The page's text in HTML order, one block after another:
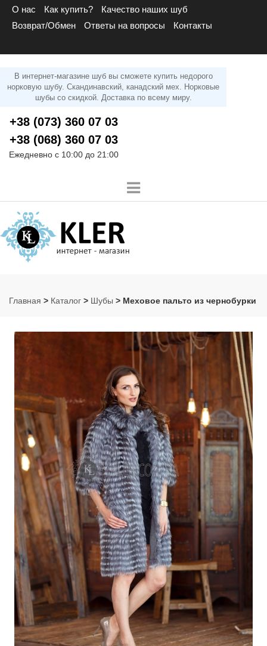
О нас Как купить?
Качество наших шуб
Возврат/Обмен
Ответы на вопросы Контакты
В интернет-магазине шуб вы сможете купить недорого
норковую шубу. Скандинавский, канадский мех. Норковые
шубы со скидкой. Доставка по всему миру.
+38 (073) 360 07 03
+38 (068) 360 07 03
Ежедневно с 10:00 до 21:00
Главная > Каталог > Шубы > Меховое пальто из чернобурки